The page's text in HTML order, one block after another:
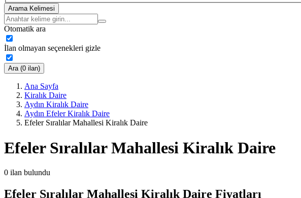
Arama Kelimesi
Otomatik ara
İlan olmayan seçenekleri gizle
Ara (0 ilan)
Ana Sayfa
Kiralık Daire
Aydın Kiralık Daire
Aydın Efeler Kiralık Daire
Efeler Sıralılar Mahallesi Kiralık Daire
Efeler Sıralılar Mahallesi Kiralık Daire
0 ilan bulundu
Efeler Sıralılar Mahallesi Kiralık Daire Fiyatları